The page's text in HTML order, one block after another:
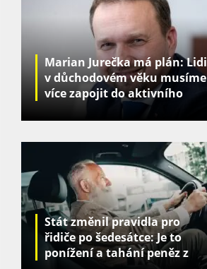
Marian Jurečka má plán: Lidi
v důchodovém věku musíme
více zapojit do aktivního
Stát změnil pravidla pro
řidiče po šedesátce: Je to
ponížení a tahání peněz z